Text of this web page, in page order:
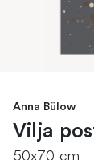
Anna Bülow
Vilja
50x70 cm